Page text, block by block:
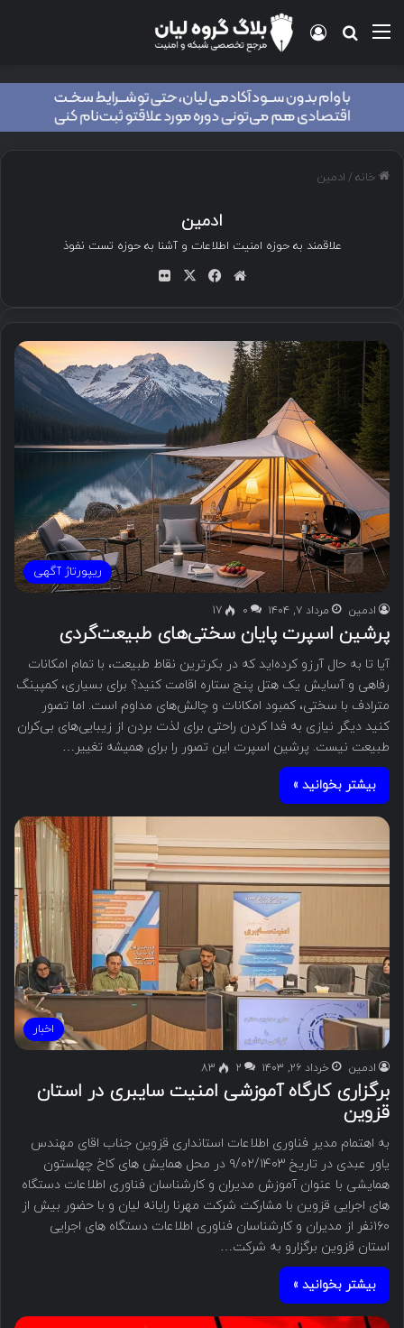
منو جستجو برای
ورود
خانه/ ادمین
ادمین
علاقمند به حوزه امنیت اطلاعات و آشنا به حوزه تست نفوذ
وب
فی
ایک
کر
ریپورتاژ آگهی
ادمین مرداد ۷, ۱۴۰۴ ۰ 17
پرشین اسپرت پایان سختی‌های طبیعت‌گردی
آیا تا به حال آرزو کرده‌اید که در بکرترین نقاط طبیعت، با تمام امکانات
رفاهی و آسایش یک هتل پنج ستاره اقامت کنید؟ برای بسیاری، کمپینگ
مترادف با سختی، کمبود امکانات و چالش‌های مداوم است. اما تصور
کنید دیگر نیازی به فدا کردن راحتی برای لذت بردن از زیبایی‌های بی‌کران
طبیعت نیست. پرشین اسپرت این تصور را برای همیشه تغییر…
بیشتر بخوانید »
اخبار
ادمین خرداد ۲۶, ۱۴۰۳ ۲ 83
برگزاری کارگاه آموزشی امنیت سایبری در استان
قزوین
به اهتمام مدیر فناوری اطلاعات استانداری قزوین جناب اقای مهندس
یاور عبدی در تاریخ ۹/۰۲/۱۴۰۳ در محل همایش های کاخ چهلستون
همایشی با عنوان آموزش مدیران و کارشناسان فناوری اطلاعات دستگاه
های اجرایی قزوین با مشارکت شرکت مهرنا رایانه لیان و با حضور بیش از
۱۶۰نفر از مدیران و کارشناسان فناوری اطلاعات دستگاه های اجرایی
استان قزوین برگزارو به شرکت…
بیشتر بخوانید »